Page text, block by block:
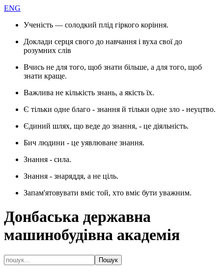
ENG
Ученість — солодкий плід гіркого коріння.
Доклади серця свого до навчання і вуха свої до
розумних слів
Вчись не для того, щоб знати більше, а для того, щоб
знати краще.
Важлива не кількість знань, а якість їх.
Є тільки одне благо - знання й тільки одне зло - неуцтво.
Єдиний шлях, що веде до знання, - це діяльність.
Бич людини - це уявлюване знання.
Знання - сила.
Знання - знаряддя, а не ціль.
Запам'ятовувати вміє той, хто вміє бути уважним.
Донбаська державна
машинобудівна академія